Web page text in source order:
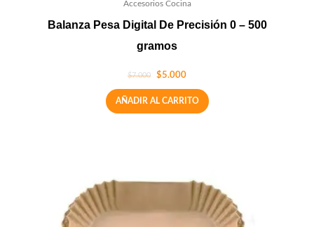
Accesorios Cocina
Balanza Pesa Digital De Precisión 0 – 500
gramos
$7.000 $5.000
AÑADIR AL CARRITO